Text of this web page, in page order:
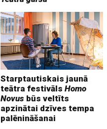
Starptautiskais jaunā
teātra festivālsHomo
Novus būs veltīts
apzinātai dzīves tempa
palēnināšanai